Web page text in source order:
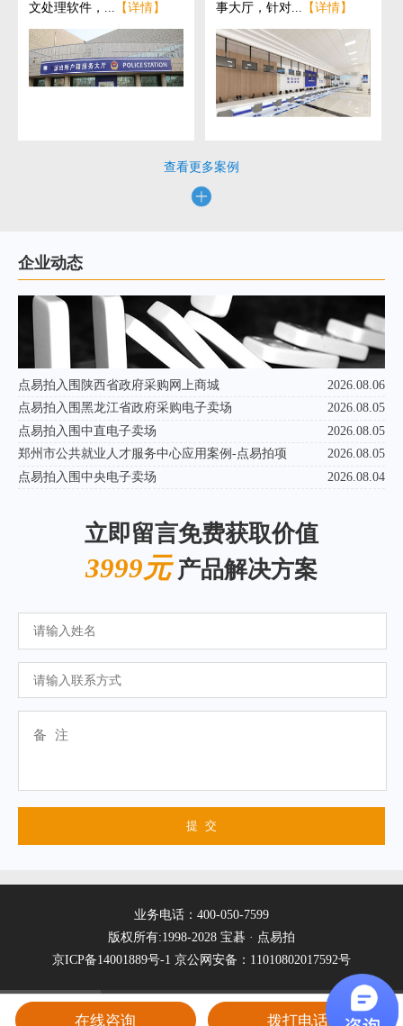
文处理软件，... 【详情】
事大厅，针对... 【详情】
查看更多案例
企业动态
点易拍入围陕西省政府采购网上商城
2026.08.06
点易拍入围黑龙江省政府采购电子卖场
2026.08.05
点易拍入围中直电子卖场
2026.08.05
郑州市公共就业人才服务中心应用案例-点易拍项
2026.08.05
点易拍入围中央电子卖场
2026.08.04
立即留言免费获取价值
3999元产品解决方案
业务电话：400-050-7599
版权所有:1998-2028 宝碁 · 点易拍
京ICP备14001889号-1 京公网安备：11010802017592号
在线咨询 拨打电话